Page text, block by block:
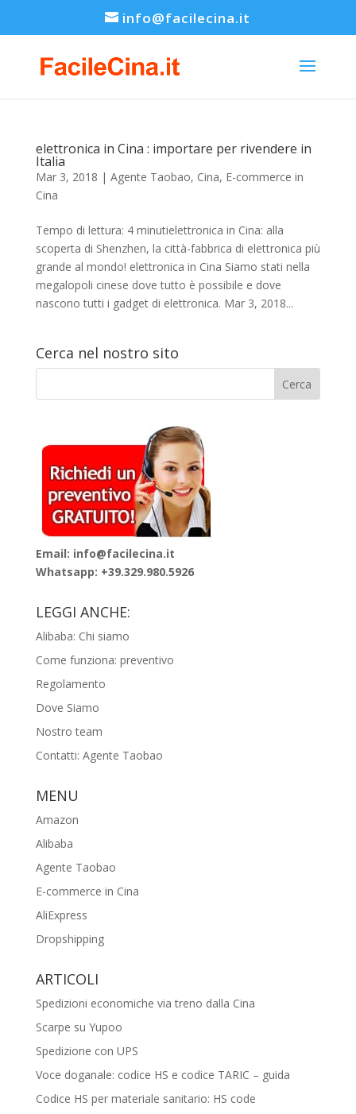
info@facilecina.it
elettronica in Cina : importare per rivendere in
Italia
Mar 3, 2018 | Agente Taobao, Cina, E-commerce in
Cina
Tempo di lettura: 4 minutielettronica in Cina: alla
scoperta di Shenzhen, la città-fabbrica di elettronica più
grande al mondo! elettronica in Cina Siamo stati nella
megalopoli cinese dove tutto è possibile e dove
nascono tutti i gadget di elettronica. Mar 3, 2018...
Cerca nel nostro sito
Email: info@facilecina.it
Whatsapp: +39.329.980.5926
LEGGI ANCHE:
Alibaba: Chi siamo
Come funziona: preventivo
Regolamento
Dove Siamo
Nostro team
Contatti: Agente Taobao
MENU
Amazon
Alibaba
Agente Taobao
E-commerce in Cina
AliExpress
Dropshipping
ARTICOLI
Spedizioni economiche via treno dalla Cina
Scarpe su Yupoo
Spedizione con UPS
Voce doganale: codice HS e codice TARIC – guida
Codice HS per materiale sanitario: HS code